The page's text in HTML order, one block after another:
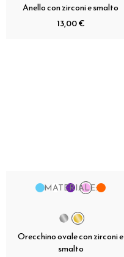
Anello con zirconi e smalto
13,00 €
MATERIALE:
Orecchino ovale con zirconi e
smalto